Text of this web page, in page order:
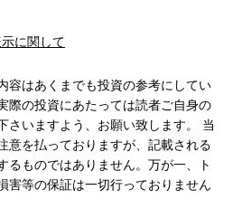
に関して
容はあくまでも投資の参考にしてい
際の投資にあたっては読者ご自身の
さいますよう、お願い致します。 当
意を払っておりますが、記載される
るものではありません。万が一、ト
害等の保証は一切行っておりません